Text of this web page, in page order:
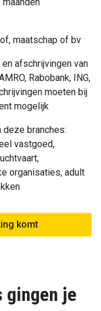
maatschap of bv
afschrijvingen van
Rabobank, ING,
moeten bij
mogelijk
branches:
vastgoed,
organisaties, adult
komt
gingen je